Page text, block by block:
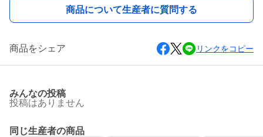
商品について生産者に質問する
商品をシェア リンクをコピー
みんなの投稿
投稿はありません
同じ生産者の商品